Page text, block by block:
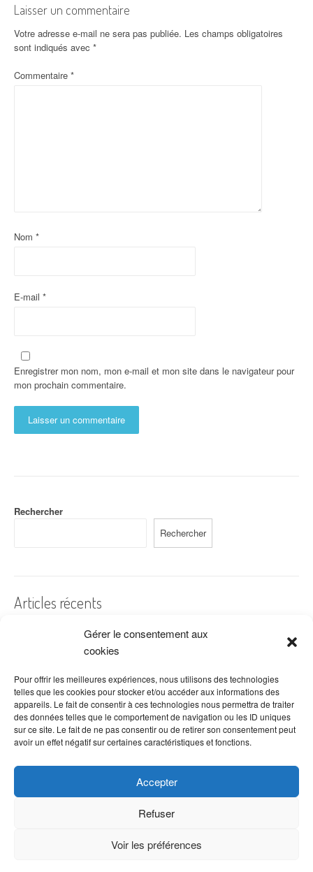
Gérer le consentement aux
cookies
Pour offrir les meilleures expériences, nous utilisons des technologies
telles que les cookies pour stocker et/ou accéder aux informations des
appareils. Le fait de consentir à ces technologies nous permettra de traiter
des données telles que le comportement de navigation ou les ID uniques
sur ce site. Le fait de ne pas consentir ou de retirer son consentement peut
avoir un effet négatif sur certaines caractéristiques et fonctions.
Accepter
Refuser
Voir les préférences
Laisser un commentaire
Votre adresse e-mail ne sera pas publiée. Les champs obligatoires
sont indiqués avec *
Commentaire *
Nom *
E-mail *
Enregistrer mon nom, mon e-mail et mon site dans le navigateur pour
mon prochain commentaire.
Rechercher
Rechercher
Articles récents
A quelles dates de l’année offre-t-on des fleurs ?
Les fleurs préférées des Français
Combien de fois arroser un cactus ?
Quelles fleurs offrir pour la fête des mères ?
Idées de décoration avec fleurs séchées